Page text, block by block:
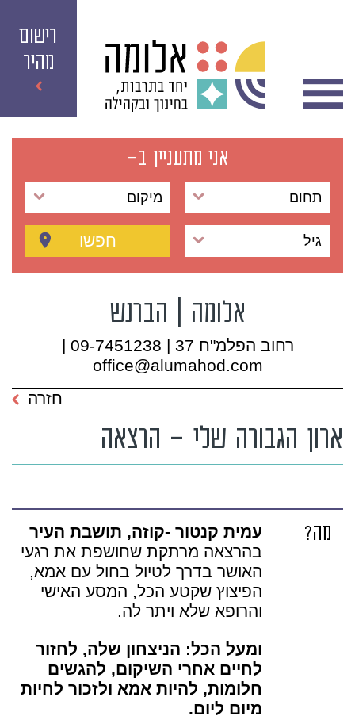
רישום
מהיר
אני מתעניין ב-
תחום מיקום
גיל חפשו
אלומה | הברנש
רחוב הפלמ"ח 37 | 09-7451238 |
office@alumahod.com
ארון הגבורה שלי – הרצאה
חזרה
מה?
עמית קנטור -קוזה, תושבת העיר
בהרצאה מרתקת שחושפת את רגעי
האושר בדרך לטיול בחול עם אמא,
הפיצוץ שקטע הכל, המסע האישי
והרופא שלא ויתר לה.
ומעל הכל: הניצחון שלה, לחזור
לחיים אחרי השיקום, להגשים
חלומות, להיות אמא ולזכור לחיות
מיום ליום.